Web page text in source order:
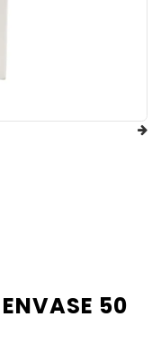
50